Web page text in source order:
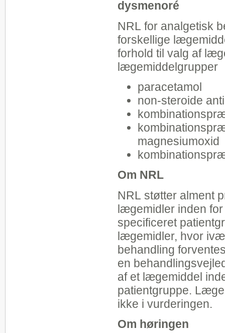
dysmenoré
NRL for analgetisk
forskellige
forhold til valg af
lægemiddelgrupper
paracetamol
non-steroide
magnesiumoxid
Om NRL
NRL støtter alment
lægemidler inden
specificeret
lægemidler, hvor
behandling
en
af et lægemiddel
patientgruppe.
ikke i vurderingen.
Om høringen